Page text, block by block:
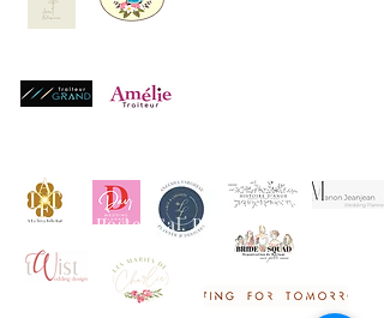
© 2023 by Poster Gal. Proudly created with